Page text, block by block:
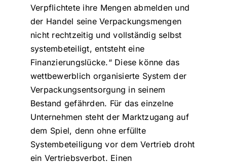
Verpflichtete ihre Mengen abmelden und
der Handel seine Verpackungsmengen
nicht rechtzeitig und vollständig selbst
systembeteiligt, entsteht eine
Finanzierungslücke.“ Diese könne das
wettbewerblich organisierte System der
Verpackungsentsorgung in seinem
Bestand gefährden. Für das einzelne
Unternehmen steht der Marktzugang auf
dem Spiel, denn ohne erfüllte
Systembeteiligung vor dem Vertrieb droht
ein Vertriebsverbot. Einen